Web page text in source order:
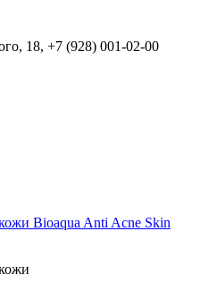
18, +7 (928) 001-02-00
Bioaqua Anti Acne Skin